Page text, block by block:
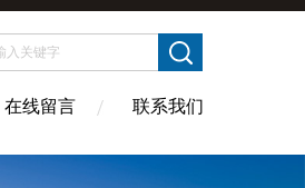
在线留言 联系我们